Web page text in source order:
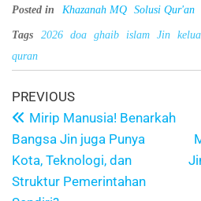
Posted in Khazanah MQ Solusi Qur'an
Tags 2026 doa ghaib islam Jin
quran
PREVIOUS
Mirip Manusia! Benarkah
Bangsa Jin juga Punya
Kota, Teknologi, dan
Struktur Pemerintahan